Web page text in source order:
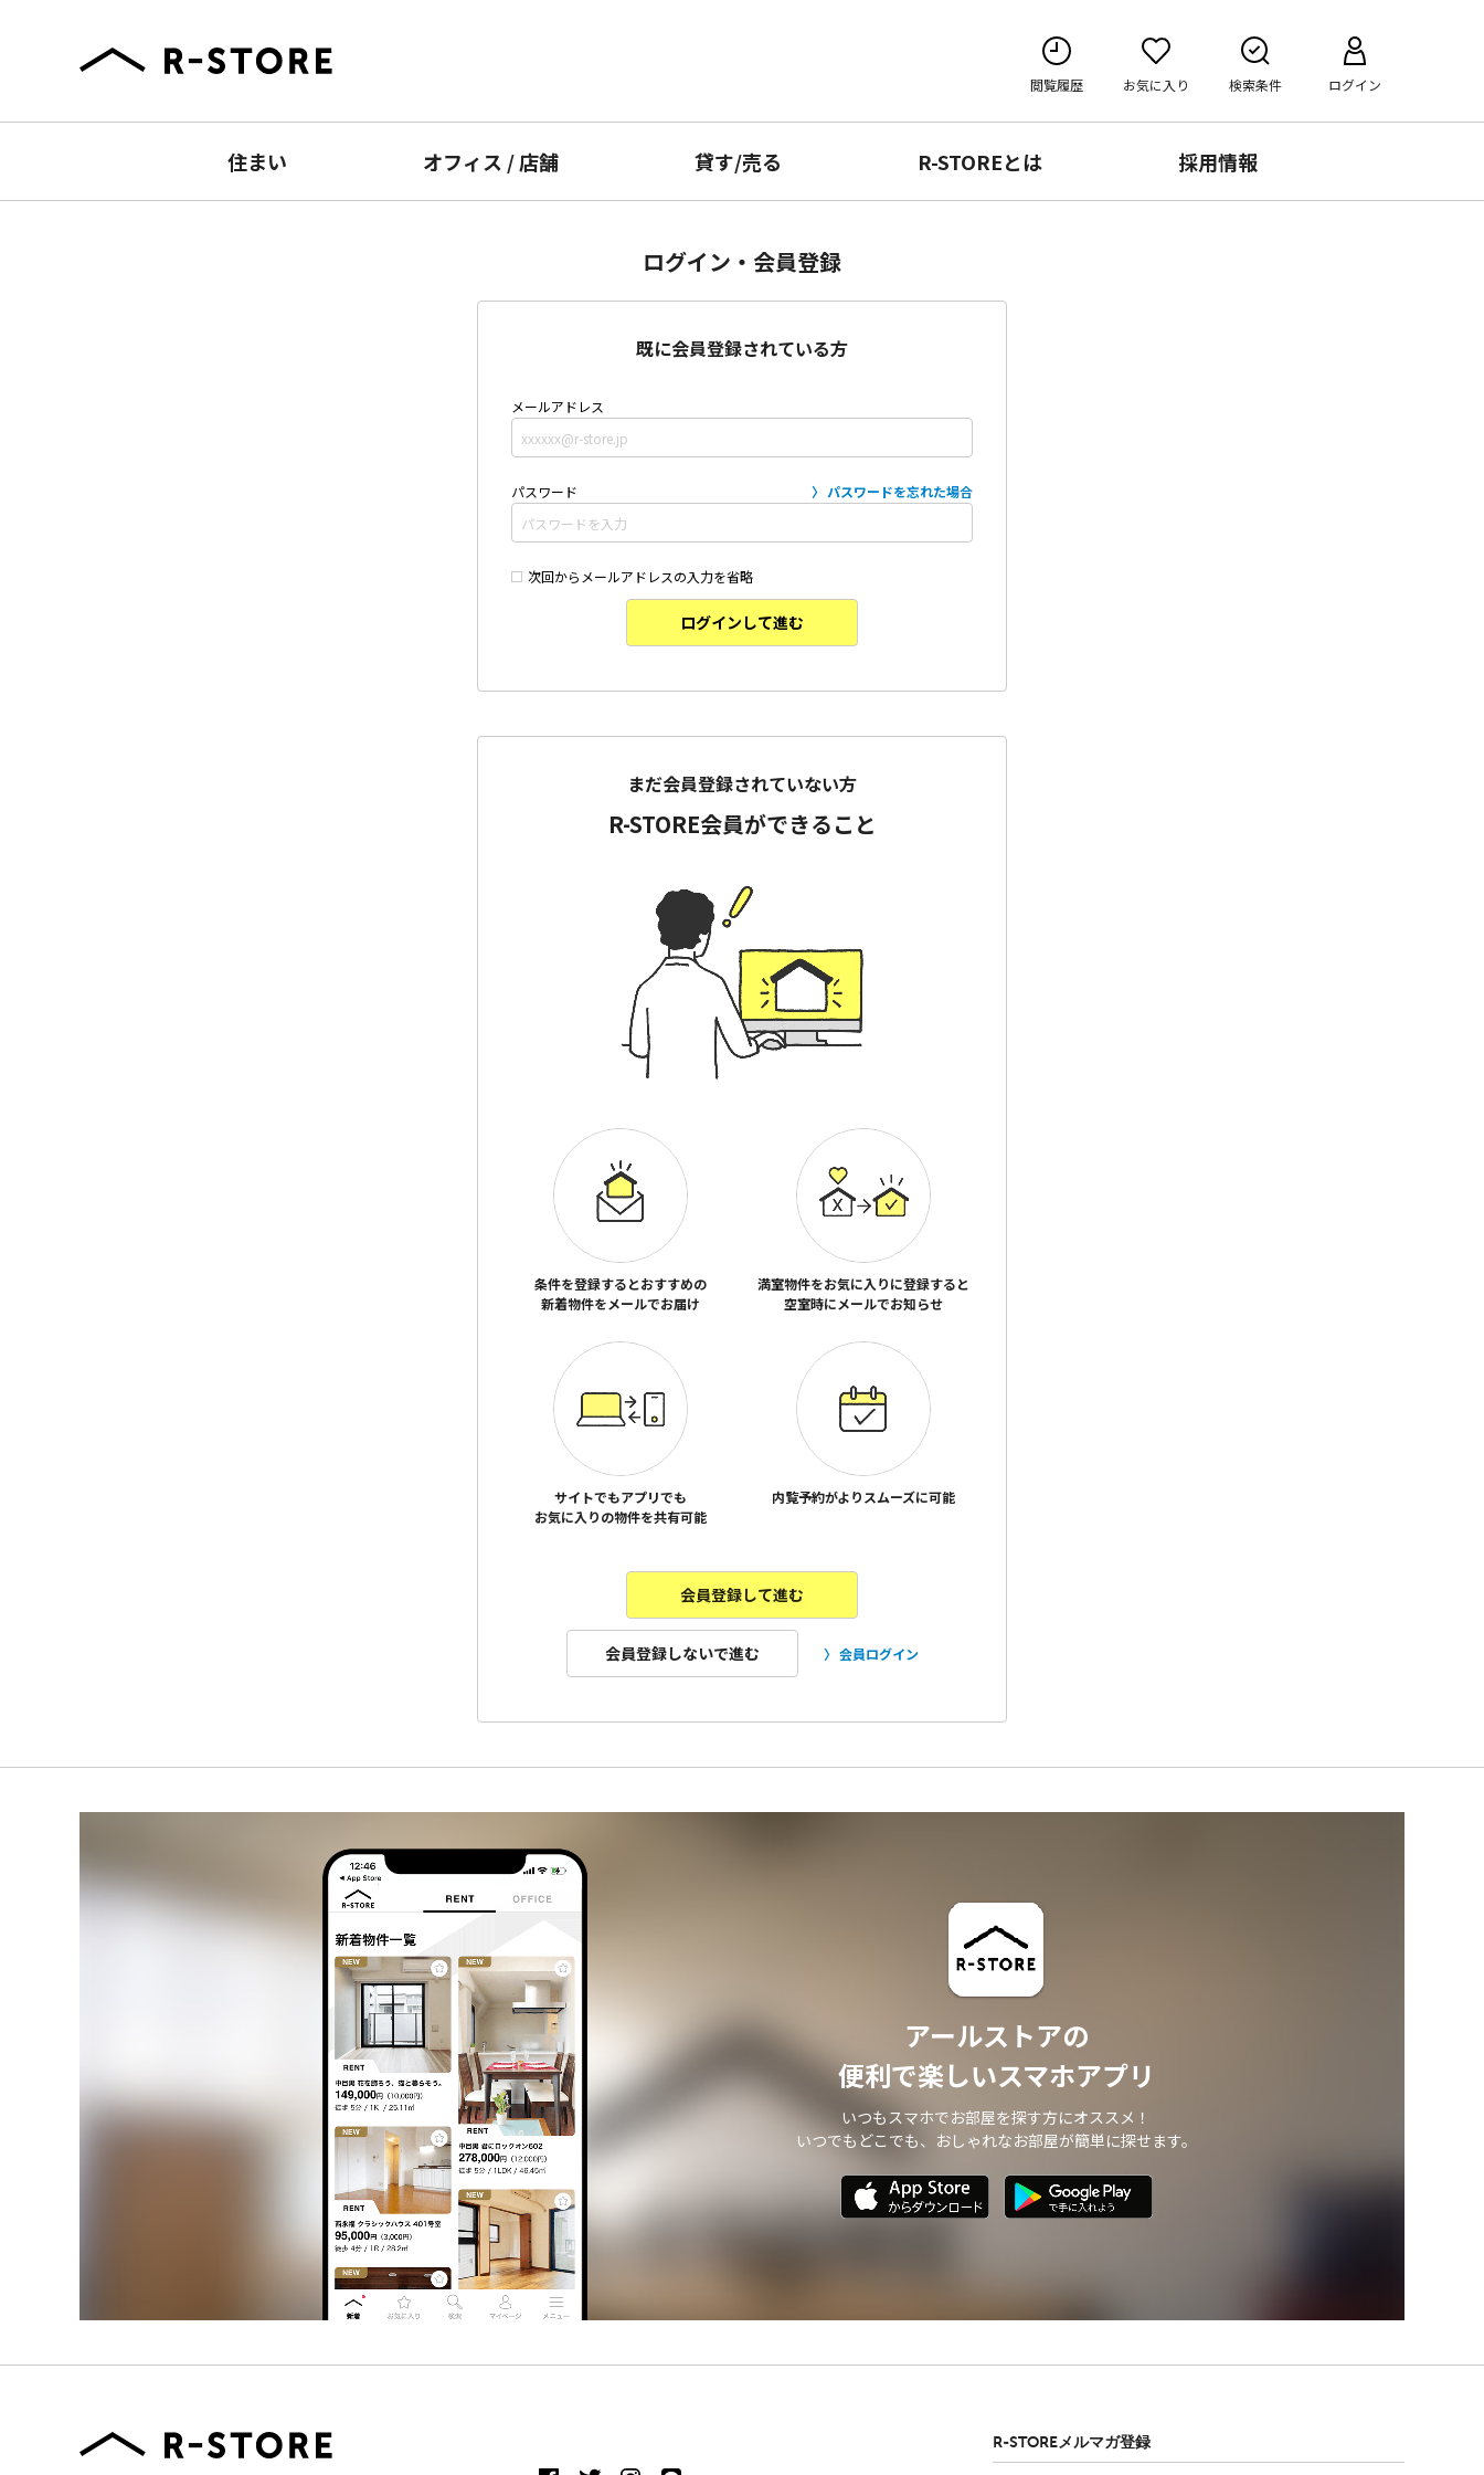
閲覧履歴 お気に入り 検索条件 ログイン
住まい オフィス /店舗 貸す/売る R-STOREとは 採用情報
ログイン・会員登録
既に会員登録されている方
メールアドレス
パスワード パスワードを忘れた場合
次回からメールアドレスの入力を省略
ログインして進む
まだ会員登録されていない方
R-STORE会員ができること
条件を登録するとおすすめの
新着物件をメールでお届け
満室物件をお気に入りに登録すると
空室時にメールでお知らせ
サイトでもアプリでも
お気に入りの物件を共有可能
内覧予約がよりスムーズに可能
会員登録して進む
会員登録しないで進む 会員ログイン
アールストアの
便利で楽しいスマホアプリ
いつもスマホでお部屋を探す方にオススメ！
いつでもどこでも、おしゃれなお部屋が簡単に探せます。
R-STOREメルマガ登録